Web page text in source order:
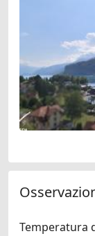
Temperatura